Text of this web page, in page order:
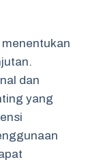
dan
yang